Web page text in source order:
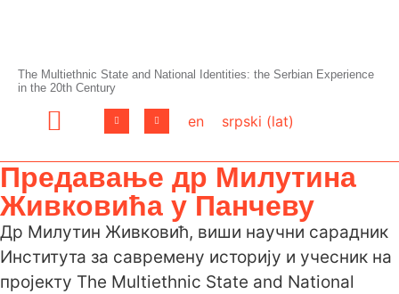
The Multiethnic State and National Identities: the Serbian Experience
in the 20th Century
en srpski (lat)
Предавање др Милутина
Живковића у Панчеву
Др Милутин Живковић, виши научни сарадник
Института за савремену историју и учесник на
пројекту The Multiethnic State and National